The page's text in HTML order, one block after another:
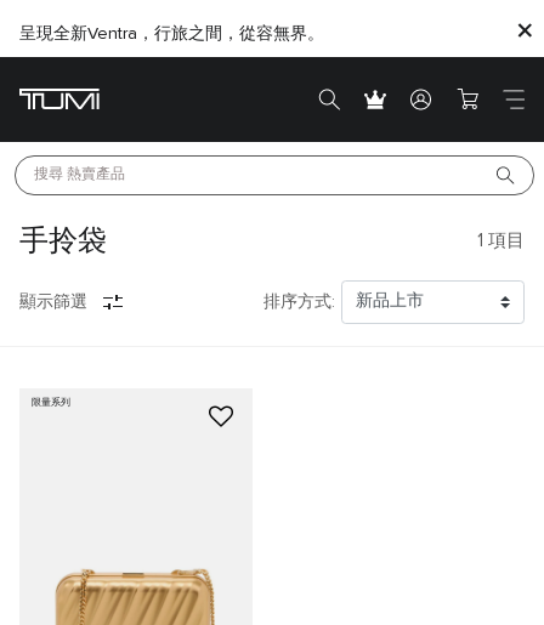
呈現全新Ventra，行旅之間，從容無界。
搜尋 熱賣產品
手拎袋 1 項目
顯示篩選 排序方式:
限量系列